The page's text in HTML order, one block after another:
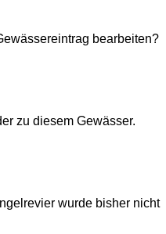
bearbeiten?
zu diesem Gewässer.
wurde bisher nicht